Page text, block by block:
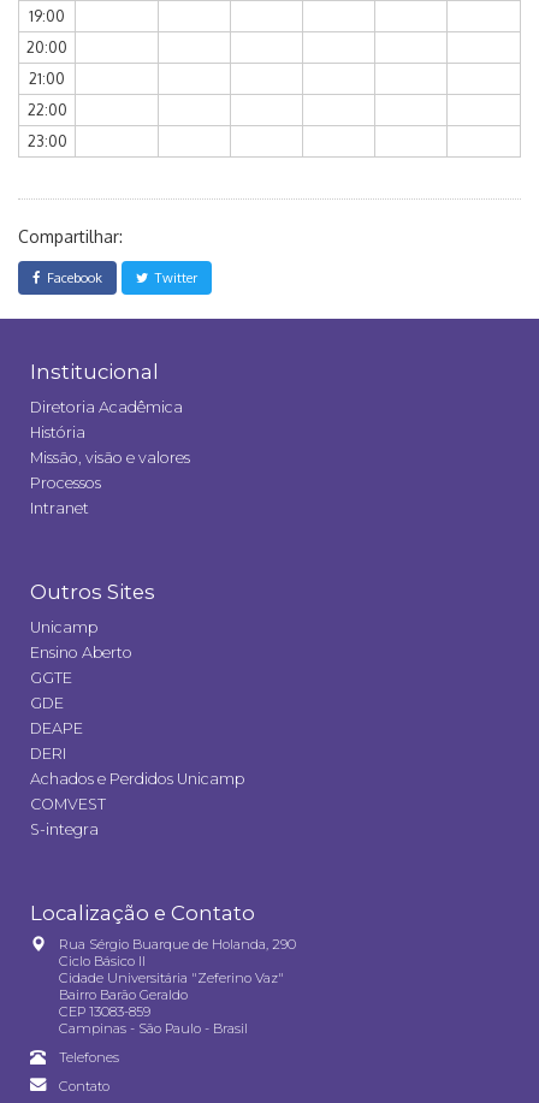
19:00
20:00
21:00
22:00
23:00
Compartilhar:
Facebook Twitter
Institucional
Diretoria Acadêmica
História
Missão, visão e valores
Processos
Intranet
Outros Sites
Unicamp
Ensino Aberto
GGTE
GDE
DEAPE
DERI
Achados e Perdidos Unicamp
COMVEST
S-integra
Localização e Contato
Rua Sérgio Buarque de Holanda, 290
Ciclo Básico II
Cidade Universitária "Zeferino Vaz"
Bairro Barão Geraldo
CEP 13083-859
Campinas - São Paulo - Brasil
Telefones
Contato